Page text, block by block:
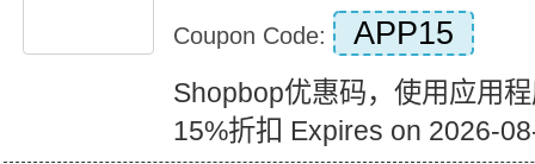
Coupon Code: APP15
Shopbop优惠码，使用应用
15%折扣 Expires on 2026-